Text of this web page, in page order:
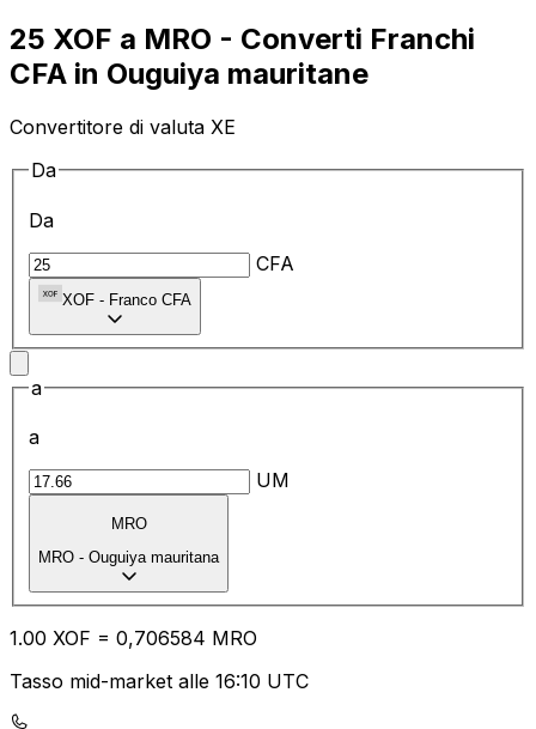
25 XOF a MRO - Converti Franchi
CFA in Ouguiya mauritane
Convertitore di valuta XE
Da
Da
CFA
XOF - Franco CFA
a
a
UM
MRO
MRO - Ouguiya mauritana
1.00 XOF = 0,706584 MRO
Tasso mid-market alle 16:10 UTC